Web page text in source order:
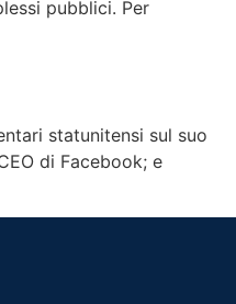
pubblici. Per
statunitensi sul suo
di Facebook; e